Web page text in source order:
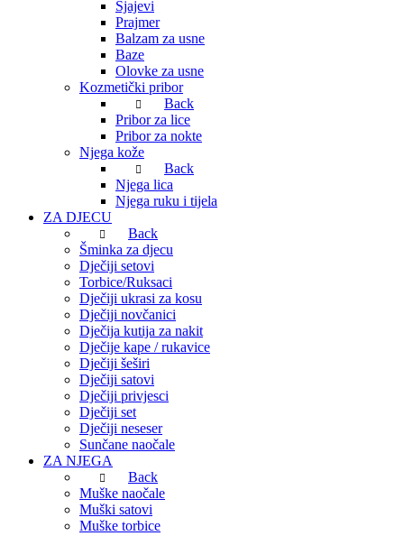
Sjajevi
Prajmer
Balzam za usne
Baze
Olovke za usne
Kozmetički pribor
Back
Pribor za lice
Pribor za nokte
Njega kože
Back
Njega lica
Njega ruku i tijela
ZA DJECU
Back
Šminka za djecu
Dječiji setovi
Torbice/Ruksaci
Dječiji ukrasi za kosu
Dječiji novčanici
Dječija kutija za nakit
Dječije kape / rukavice
Dječiji šeširi
Dječiji satovi
Dječiji privjesci
Dječiji set
Dječiji neseser
Sunčane naočale
ZA NJEGA
Back
Muške naočale
Muški satovi
Muške torbice